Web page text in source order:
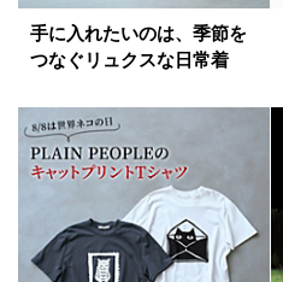
手に入れたいのは、季節を
つなぐリュクスな日常着